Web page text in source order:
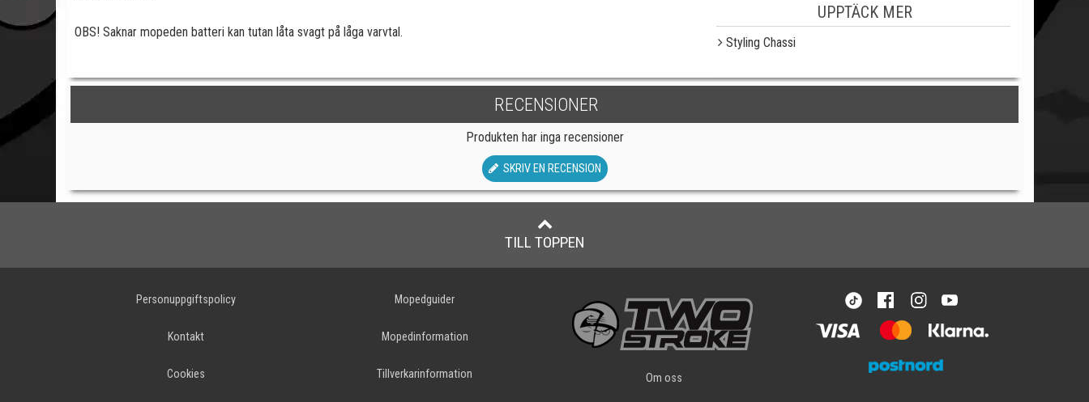
OBS! Saknar mopeden batteri kan tutan låta svagt på låga varvtal.
UPPTÄCK MER
Styling Chassi
RECENSIONER
Produkten har inga recensioner
SKRIV EN RECENSION
TILL TOPPEN
Personuppgiftspolicy
Kontakt
Cookies
Mopedguider
Mopedinformation
Tillverkarinformation Om oss